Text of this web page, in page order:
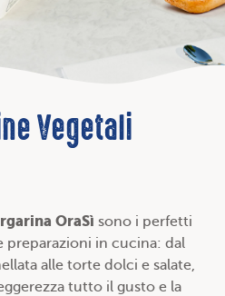
Vegetali
OraSì sono i perfetti
preparazioni in cucina: dal
alle torte dolci e salate,
tutto il gusto e la